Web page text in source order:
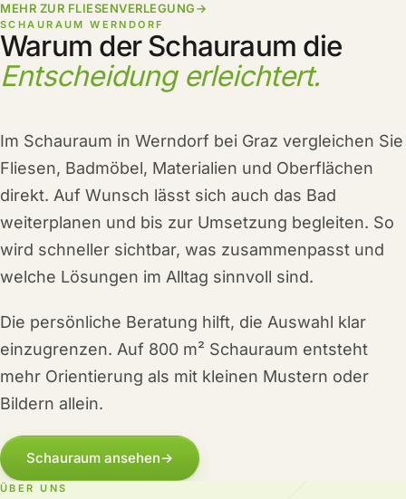
MEHR ZUR FLIESENVERLEGUNG→
SCHAURAUM WERNDORF
Warum der Schauraum die
Entscheidung erleichtert.
Im Schauraum in Werndorf bei Graz vergleichen Sie
Fliesen, Badmöbel, Materialien und Oberflächen
direkt. Auf Wunsch lässt sich auch das Bad
weiterplanen und bis zur Umsetzung begleiten. So
wird schneller sichtbar, was zusammenpasst und
welche Lösungen im Alltag sinnvoll sind.
Die persönliche Beratung hilft, die Auswahl klar
einzugrenzen. Auf 800 m² Schauraum entsteht
mehr Orientierung als mit kleinen Mustern oder
Bildern allein.
Schauraum ansehen→
ÜBER UNS